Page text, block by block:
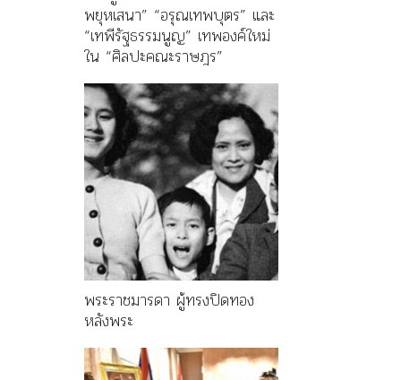
พยุหเสนา” “อรุณเทพบุตร” และ
“เทพีรัฐธรรมนูญ” เทพองค์ใหม่
ใน “ศิลปะคณะราษฎร”
พระราชมารดา ผู้ทรงปิดทอง
หลังพระ